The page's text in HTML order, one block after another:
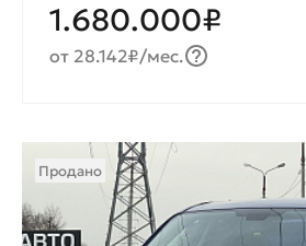
1.680.000₽
от 28.142₽/мес.
Продано